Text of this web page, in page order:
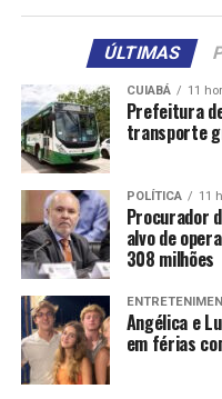
Comentários
RELATED TOPICS: ALINE
ENSAIO
FORMA
MARAVILHOSA
UP NEXT
IZA deixa fãs babando
web: ‘Como Posso Amar
DON'T MISS
Dira Paes esbanja boa
paradisíaco: ‘Garota do
ÚLTIMAS
CUIABÁ 11
Prefeitura
transporte
POLÍTICA 11
Procurador
alvo de
308 milhões
Angélica e
em férias